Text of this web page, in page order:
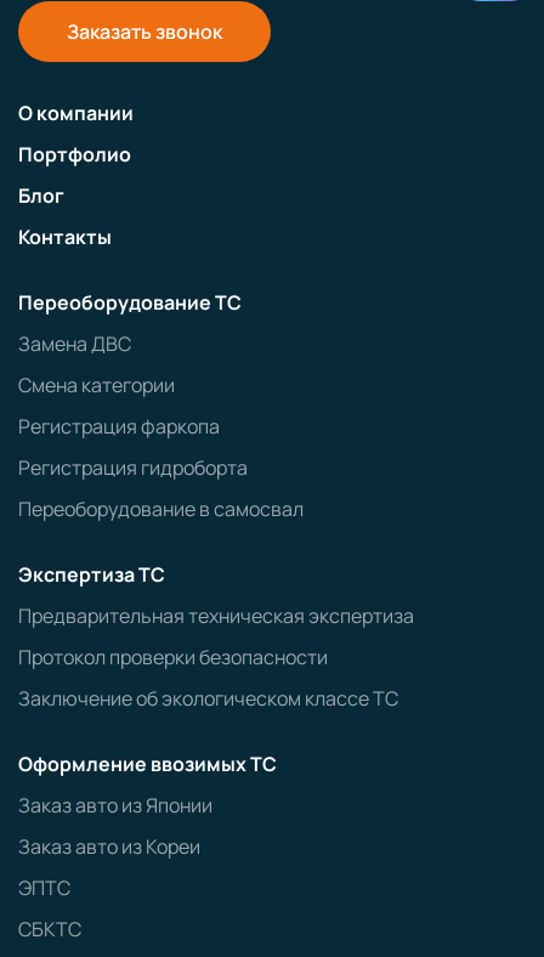
Заказать звонок
О компании
Портфолио
Блог
Контакты
Переоборудование ТС
Замена ДВС
Смена категории
Регистрация фаркопа
Регистрация гидроборта
Переоборудование в самосвал
Экспертиза ТС
Предварительная техническая экспертиза
Протокол проверки безопасности
Заключение об экологическом классе ТС
Оформление ввозимых ТС
Заказ авто из Японии
Заказ авто из Кореи
ЭПТС
СБКТС